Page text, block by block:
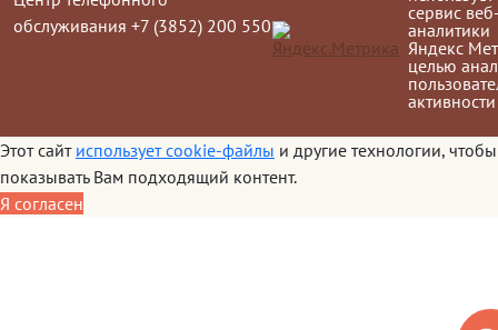
обслуживания +7 (3852) 200 550
сервис
аналитики
Яндекс
целью
активности
Этот сайт использует cookie-файлы и другие технологии, чтобы
показывать Вам подходящий контент.
Я согласен